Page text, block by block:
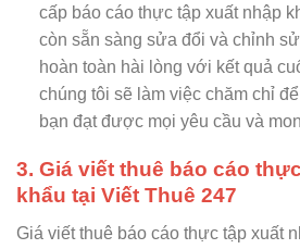
cấp báo cáo thực tập xuất nhập
còn sẵn sàng sửa đổi và chỉnh
hoàn toàn hài lòng với kết quả
chúng tôi sẽ làm việc chăm chỉ
bạn đạt được mọi yêu cầu và
3. Giá viết thuê báo cáo
khẩu tại Viết Thuê 247
Giá viết thuê báo cáo thực tập xuất